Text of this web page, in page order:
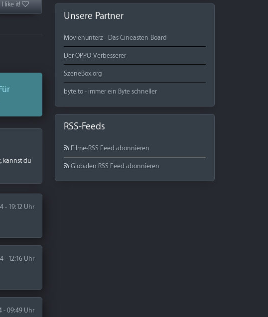
I like it!
kannst du
- 19:12 Uhr
- 12:16 Uhr
- 09:49 Uhr
Unsere Partner
Moviehunterz - Das Cineasten-Board
Der OPPO-Verbesserer
SzeneBox.org
byte.to - immer ein Byte schneller
RSS-Feeds
Filme-RSS Feed abonnieren
Globalen RSS Feed abonnieren